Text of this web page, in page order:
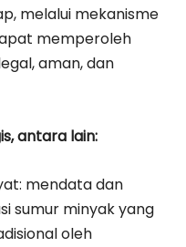
melalui mekanisme
memperoleh
aman, dan
antara lain:
mendata dan
sumur minyak yang
oleh